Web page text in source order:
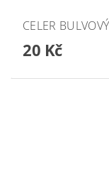
CELER
20 Kč